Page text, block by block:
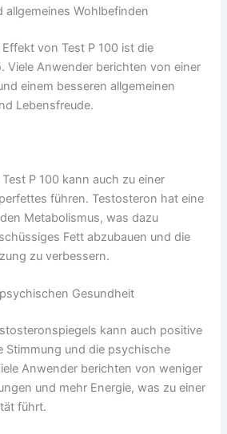
allgemeines Wohlbefinden
von Test P 100 ist die
Viele Anwender berichten von einer
einem besseren allgemeinen
Lebensfreude.
P 100 kann auch zu einer
führen. Testosteron hat eine
Metabolismus, was dazu
Fett abzubauen und die
zu verbessern.
Gesundheit
kann auch positive
Stimmung und die psychische
Anwender berichten von weniger
und mehr Energie, was zu einer
führt.